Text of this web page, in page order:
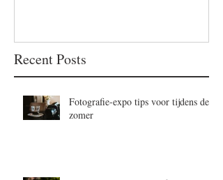
Recent Posts
Fotografie-expo tips voor tijdens de
zomer